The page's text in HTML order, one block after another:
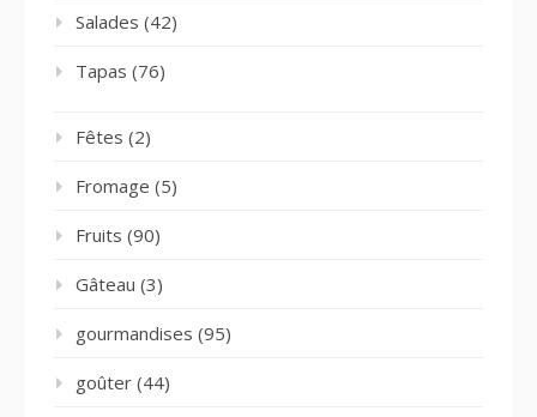
Salades (42)
Tapas (76)
Fêtes (2)
Fromage (5)
Fruits (90)
Gâteau (3)
gourmandises (95)
goûter (44)